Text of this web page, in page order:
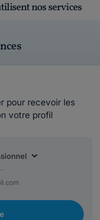
nos services
pour recevoir les
votre profil